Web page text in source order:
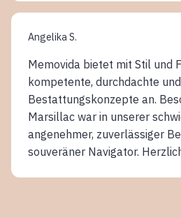
Angelika S.
Memovida bietet mit Stil und
kompetente, durchdachte
Bestattungskonzepte an.
Marsillac war in unserer
angenehmer, zuverlässiger
souveräner Navigator.